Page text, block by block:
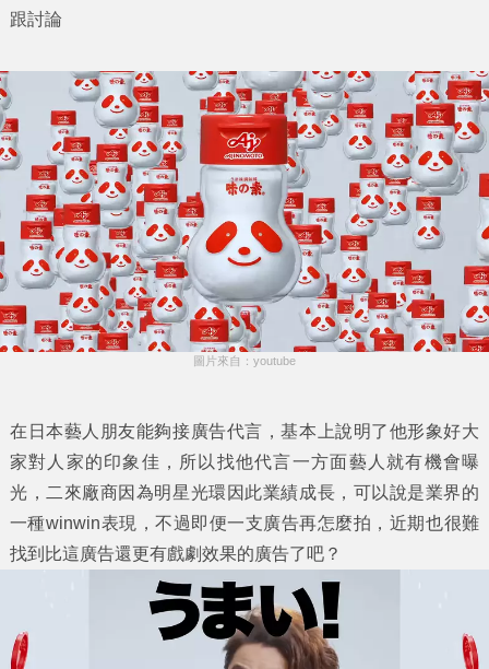
跟討論
圖片來自：youtube
在日本藝人朋友能夠接廣告代言，基本上說明了他形象好大
家對人家的印象佳，所以找他代言一方面藝人就有機會曝
光，二來廠商因為明星光環因此業績成長，可以說是業界的
一種winwin表現，不過即便一支廣告再怎麼拍，近期也很難
找到比這廣告還更有戲劇效果的廣告了吧？